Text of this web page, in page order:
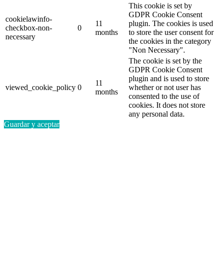
cookielawinfo-
checkbox-non-
necessary
0
11
months
This cookie is set by
GDPR Cookie Consent
plugin. The cookies is used
to store the user consent for
the cookies in the category
"Non Necessary".
viewed_cookie_policy 0
11
months
The cookie is set by the
GDPR Cookie Consent
plugin and is used to store
whether or not user has
consented to the use of
cookies. It does not store
any personal data.
Guardar y aceptar